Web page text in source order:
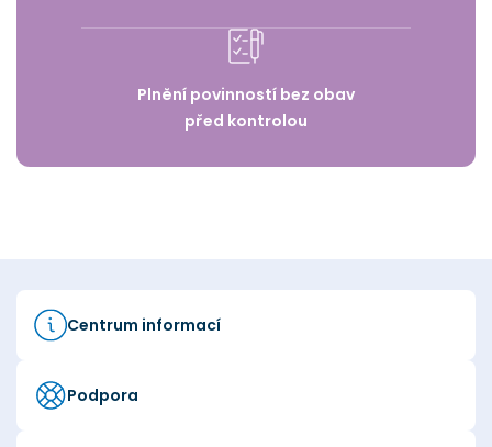
Plnění povinností bez obav
před kontrolou
Centrum informací
Podpora